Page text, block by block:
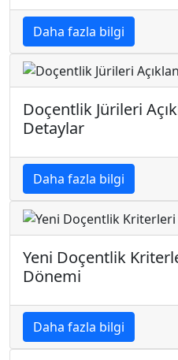
Daha fazla bilgi
Doçentlik Jürileri
Detaylar
Daha fazla bilgi
Yeni Doçentlik
Dönemi
Daha fazla bilgi